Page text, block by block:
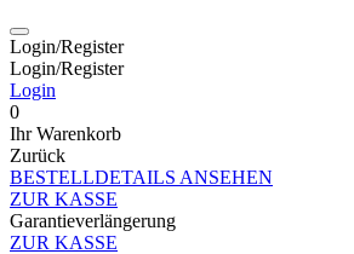
Login/Register
Login/Register
Login
0
Ihr Warenkorb
Zurück
BESTELLDETAILS ANSEHEN
ZUR KASSE
Garantieverlängerung
ZUR KASSE